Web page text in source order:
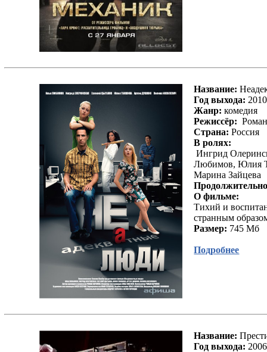
Секрет в их глазах / The Secret in Their Eyes
12 друзей Оушена / Ocean's Twelve
9 / Nine
Бесподобный мистер Фокс / Fantastic Mr. Fox
Девять / Nine
Без улик / Sans laisser de traces
Теккен / Tekken
Пианино / The Piano
Ларс и настоящая девушка / Lars and the Real
Повелитель бури / The Hurt Locker
Майкл Клейтон / Michael Clayton
Яркая звезда / Bright Star
Черная смерть / Black Death
Супергеройское кино / Superhero Movie
Стэн Хельсинг / Stan Helsing
Очень испанское кино / Spanish Movie
Серьезный Человек / A Serious Man
Тайны и ложь / Secrets and Lies
Тривиальное Чтиво /Plump Fiction
Убийца внутри меня / The Killer Inside Me
Призрак / The Ghost Writer
Сумерки. Сага. Затмение / The Twilight Saga:
Что скрывает ложь / What Lies Beneath
Пария / Pariah
Дом-монстр / Monster House
Название:
Год выхода: 2010
Жанр:комедия
Режиссёр:
Страна: Россия
В ролях:
Ингрид
Любимов, Юлия
Марина Зайцева
О фильме:
Тихий и
странным
Размер: 745 Мб
Подробнее
Название:
Год выхода: 2006